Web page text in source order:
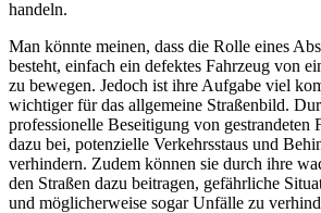
handeln.
Man könnte meinen, dass die Rolle eines
besteht, einfach ein defektes Fahrzeug von
zu bewegen. Jedoch ist ihre Aufgabe viel
wichtiger für das allgemeine Straßenbild.
professionelle Beseitigung von gestrandeten
dazu bei, potenzielle Verkehrsstaus und
verhindern. Zudem können sie durch ihre
den Straßen dazu beitragen, gefährliche
und möglicherweise sogar Unfälle zu